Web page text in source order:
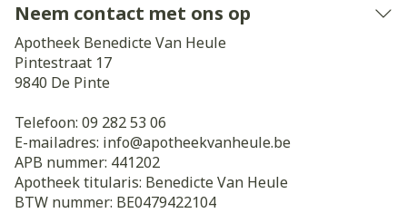
Neem contact met ons op
Apotheek Benedicte Van Heule
Pintestraat 17
9840 De Pinte
Telefoon: 09 282 53 06
E-mailadres: info@apotheekvanheule.be
APB nummer: 441202
Apotheek titularis: Benedicte Van Heule
BTW nummer: BE0479422104